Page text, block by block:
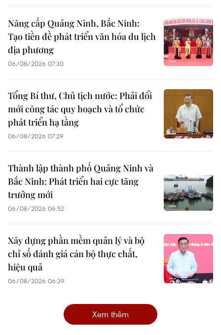
Nâng cấp Quảng Ninh, Bắc Ninh:
Tạo tiền đề phát triển văn hóa du lịch
địa phương
06/08/2026 07:30
Tổng Bí thư, Chủ tịch nước: Phải đổi
mới công tác quy hoạch và tổ chức
phát triển hạ tầng
06/08/2026 07:29
Thành lập thành phố Quảng Ninh và
Bắc Ninh: Phát triển hai cực tăng
trưởng mới
06/08/2026 06:52
Xây dựng phần mềm quản lý và bộ
chỉ số đánh giá cán bộ thực chất,
hiệu quả
06/08/2026 06:39
Xem thêm